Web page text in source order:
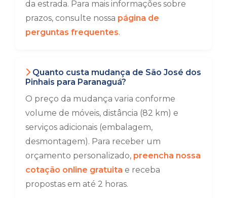
da estrada. Para mais informações sobre
prazos, consulte nossa página de
perguntas frequentes.
Quanto custa mudança de São José dos
Pinhais para Paranaguá?
O preço da mudança varia conforme
volume de móveis, distância (82 km) e
serviços adicionais (embalagem,
desmontagem). Para receber um
orçamento personalizado, preencha nossa
cotação online gratuita e receba
propostas em até 2 horas.